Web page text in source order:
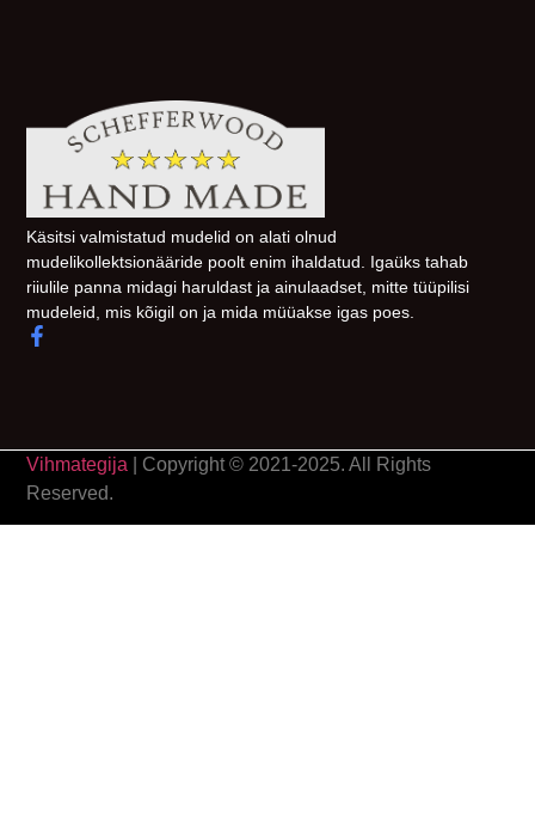
Käsitsi valmistatud mudelid on alati olnud
mudelikollektsionääride poolt enim ihaldatud. Igaüks tahab
riiulile panna midagi haruldast ja ainulaadset, mitte tüüpilisi
mudeleid, mis kõigil on ja mida müüakse igas poes.
Vihmategija | Copyright © 2021-2025. All Rights
Reserved.